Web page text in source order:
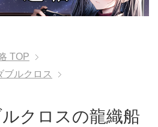
TOP
ブルクロス
クロスの龍織船